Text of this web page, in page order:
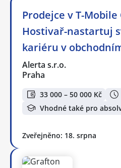
Prodejce v T-Mobile
Hostivař-nastartuj
kariéru v
Alerta s.r.o.
Praha
33 000 – 50 000 Kč
Vhodné také pro
Zveřejněno: 18. srpna